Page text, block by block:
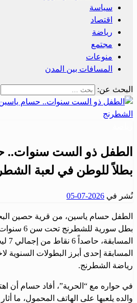
سياسة
اقتصاد
رياضة
مجتمع
منوعات
المسافات بين المدن
البحث عن:
الطفل ذو الست سنوات..
بطلاً للوطن في لعبة
نُشر في 2026-07-05
الطفل حسام ياسين، من قرية حصين
بطل سورية
المسابقة إحدى أبرز البطولات السنوية
رياضة الشطرنج.
في حواره مع “الحرية”، أفاد حسام أن
والده يلعبها على الهاتف المحمول، ما